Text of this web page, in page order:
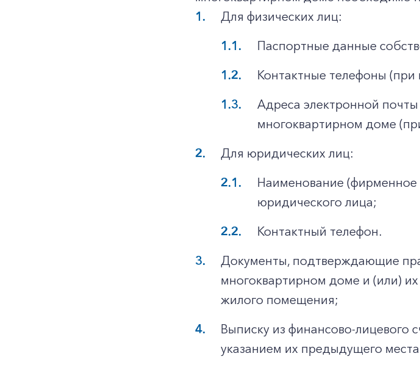
Для физических лиц:
Паспортные данные
Контактные телефоны (при
Адреса электронной
многоквартирном доме
Для юридических лиц:
Наименование (фирменное
юридического лица;
Контактный телефон.
Документы, подтверждающие
многоквартирном доме и (или)
жилого помещения;
Выписку из финансово-лицевого
указанием их предыдущего